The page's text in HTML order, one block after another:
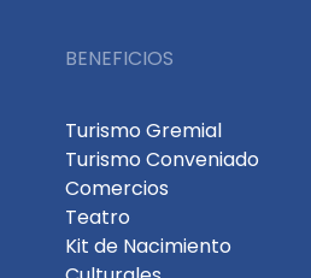
BENEFICIOS
Turismo Gremial
Turismo Conveniado
Comercios
Teatro
Kit de Nacimiento